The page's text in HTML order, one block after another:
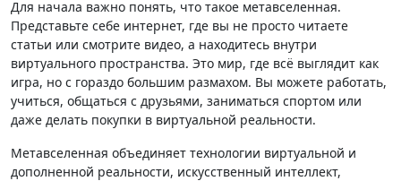
Для начала важно понять, что такое метавселенная.
Представьте себе интернет, где вы не просто читаете
статьи или смотрите видео, а находитесь внутри
виртуального пространства. Это мир, где всё выглядит как
игра, но с гораздо большим размахом. Вы можете работать,
учиться, общаться с друзьями, заниматься спортом или
даже делать покупки в виртуальной реальности.
Метавселенная объединяет технологии виртуальной и
дополненной реальности, искусственный интеллект,